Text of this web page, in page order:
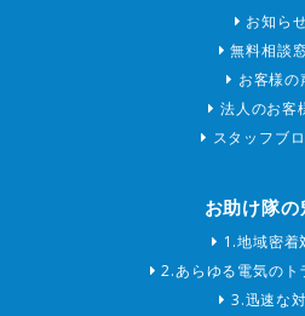
お知ら
無料相談
お客様の
法人のお客
スタッフブ
お助け隊の
1.地域密着
2.あらゆる電気のト
3.迅速な